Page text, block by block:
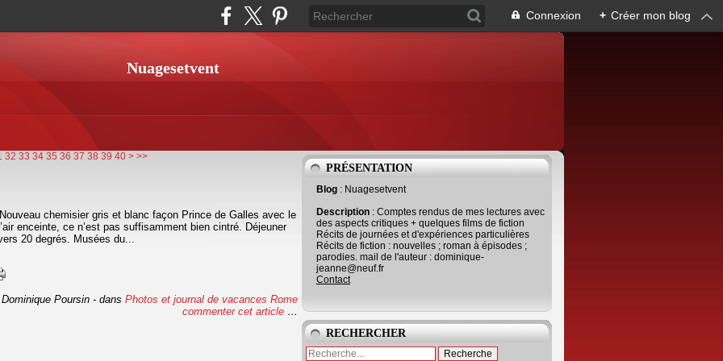
Connexion + Créer mon blog
Nuagesetvent
32 33 34 35 36 37 38 39 40 50
60
70
80
90
100
> >>
chemisier gris et blanc façon Prince de Galles avec le
enceinte, ce n’est pas suffisamment bien cintré. Déjeuner
20 degrés. Musées du...
Poursin - dans Photos et journal de vacances Rome
commenter cet article …
PRÉSENTATION
Blog : Nuagesetvent
Description : Comptes rendus de mes lectures avec
des aspects critiques + quelques films de fiction
Récits de journées et d'expériences particulières
Récits de fiction : nouvelles ; roman à épisodes ;
parodies. mail de l'auteur : dominique-
jeanne@neuf.fr
Contact
RECHERCHER